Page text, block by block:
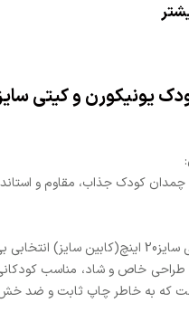
و کیتی سایز 20 اینچ | ضدخش، سبک و
چمدان کودک جذاب، مقاوم و
بی‌نظیر است.
خاص و شاد، مناسب
که به خاطر چاپ ثابت و ضد